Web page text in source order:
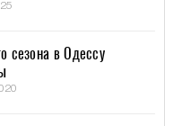
сезона в Одессу